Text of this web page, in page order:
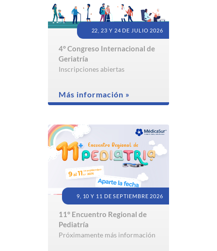
22, 23 Y 24 DE JULIO 2026
4° Congreso Internacional de
Geriatría
Inscripciones abiertas
Más información »
9, 10 Y 11 DE SEPTIEMBRE 2026
11° Encuentro Regional de
Pediatría
Próximamente más información